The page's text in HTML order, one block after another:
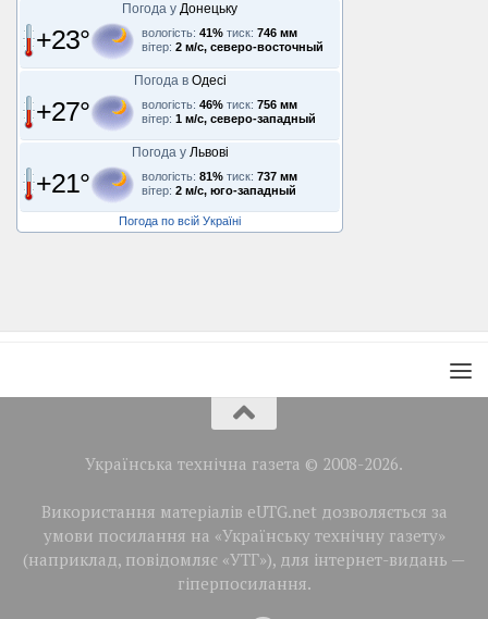
Погода у Донецьку
+23° вологість: 41% тиск: 746 мм
вітер: 2 м/с, северо-восточный
Погода в Одесі
+27° вологість: 46% тиск: 756 мм
вітер: 1 м/с, северо-западный
Погода у Львові
+21° вологість: 81% тиск: 737 мм
вітер: 2 м/с, юго-западный
Погода по всій Україні
Українська технічна газета © 2008-2026.
Використання матеріалів eUTG.net дозволяється за
умови посилання на «Українську технічну газету»
(наприклад, повідомляє «УТГ»), для інтернет-видань —
гіперпосилання.